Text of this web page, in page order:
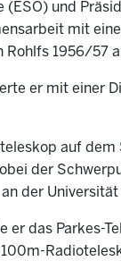
und
mit
1956/57
er mit einer
auf
der
der Universität
das Parkes-